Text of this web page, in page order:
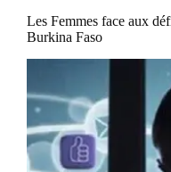
Les Femmes face aux
Burkina Faso